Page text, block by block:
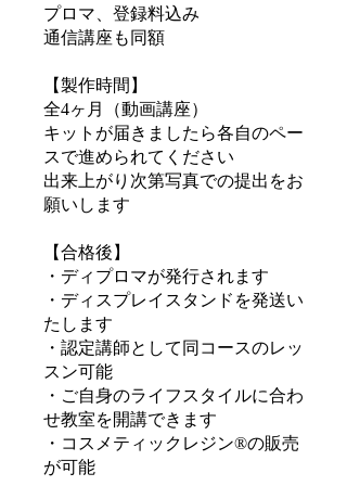
プロマ、登録料込み
通信講座も同額
【製作時間​】
全4ヶ月（動画講座）
キットが届きましたら各自のペー
スで進められてください
出来上がり次第写真での提出をお
願いします
【合格後】
・ディプロマが発行されます
・​ディスプレイスタンドを発送い
たします
・認定講師として同コースのレッ
スン可能
・ご自身のライフスタイルに合わ
せ教室を開講できます
・コスメティックレジン®️の販売
が可能